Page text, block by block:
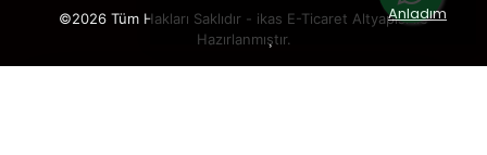
Anladım
©2026 Tüm Hakları Saklıdır - ikas E-Ticaret Altyapısı ile
Hazırlanmıştır.